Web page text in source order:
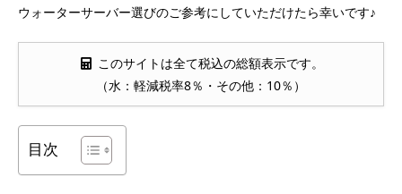
ウォーターサーバー選びのご参考にしていただけたら幸いです♪
このサイトは全て税込の総額表示です。
（水：軽減税率8％・その他：10％）
目次